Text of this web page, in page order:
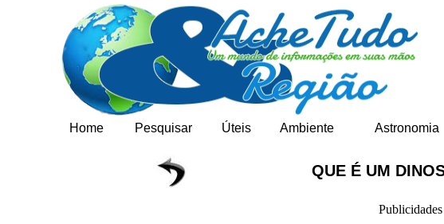
Home Pesquisar Úteis Ambiente Astronomia
QUE É UM
Publicidades